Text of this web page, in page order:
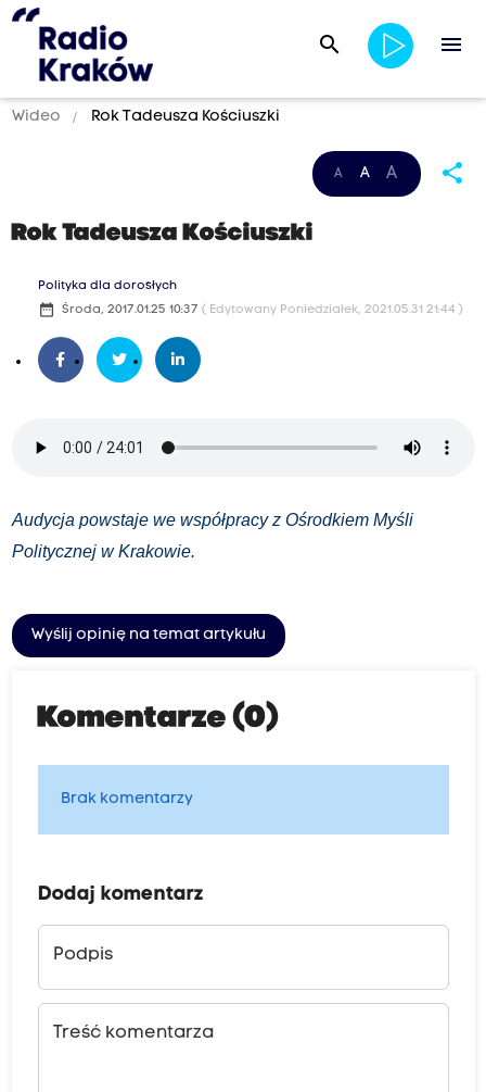
search menu
Wideo Rok Tadeusza Kościuszki
share
A A A
Rok Tadeusza Kościuszki
Polityka dla dorosłych
date_range Środa, 2017.01.25 10:37 ( Edytowany Poniedziałek, 2021.05.31 21:44 )
Audycja powstaje we współpracy z Ośrodkiem Myśli
Politycznej w Krakowie.
Wyślij opinię na temat artykułu
Komentarze (0)
Brak komentarzy
Dodaj komentarz
Podpis
Treść komentarza